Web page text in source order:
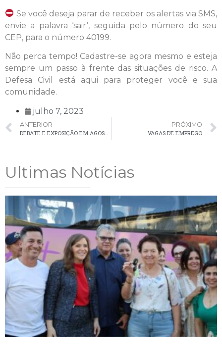
Se você deseja parar de receber os alertas via SMS,
envie a palavra ‘sair’, seguida pelo número do seu
CEP, para o número 40199.
Não perca tempo! Cadastre-se agora mesmo e esteja
sempre um passo à frente das situações de risco. A
Defesa Civil está aqui para proteger você e sua
comunidade.
julho 7, 2023
ANTERIOR
PRÓXIMO
VAGAS DE EMPREGO
Ultimas Notícias